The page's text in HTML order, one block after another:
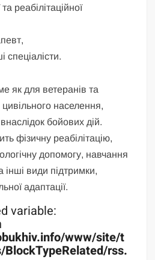
реабілітаційної
спеціалісти.
як для ветеранів та
цивільного населення,
бойових дій.
фізичну реабілітацію,
допомогу, навчання
види підтримки,
адаптації.
variable:
www/site/t
rss.